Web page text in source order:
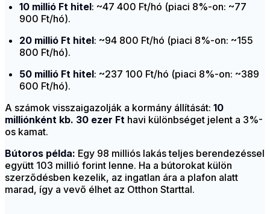
10 millió Ft hitel: ~47 400 Ft/hó (piaci 8%-on: ~77
900 Ft/hó).
20 millió Ft hitel: ~94 800 Ft/hó (piaci 8%-on: ~155
800 Ft/hó).
50 millió Ft hitel: ~237 100 Ft/hó (piaci 8%-on: ~389
600 Ft/hó).
A számok visszaigazolják a kormány állítását: 10
milliónként kb. 30 ezer Ft havi különbséget jelent a 3%-
os kamat.
Bútoros példa: Egy 98 milliós lakás teljes berendezéssel
együtt 103 millió forint lenne. Ha a bútorokat külön
szerződésben kezelik, az ingatlan ára a plafon alatt
marad, így a vevő élhet az Otthon Starttal.